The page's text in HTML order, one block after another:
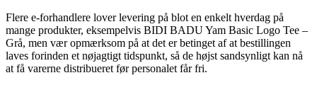
Flere e-forhandlere lover levering på blot en enkelt hverdag på
mange produkter, eksempelvis BIDI BADU Yam Basic Logo Tee –
Grå, men vær opmærksom på at det er betinget af at bestillingen
laves forinden et nøjagtigt tidspunkt, så de højst sandsynligt kan nå
at få varerne distribueret før personalet får fri.